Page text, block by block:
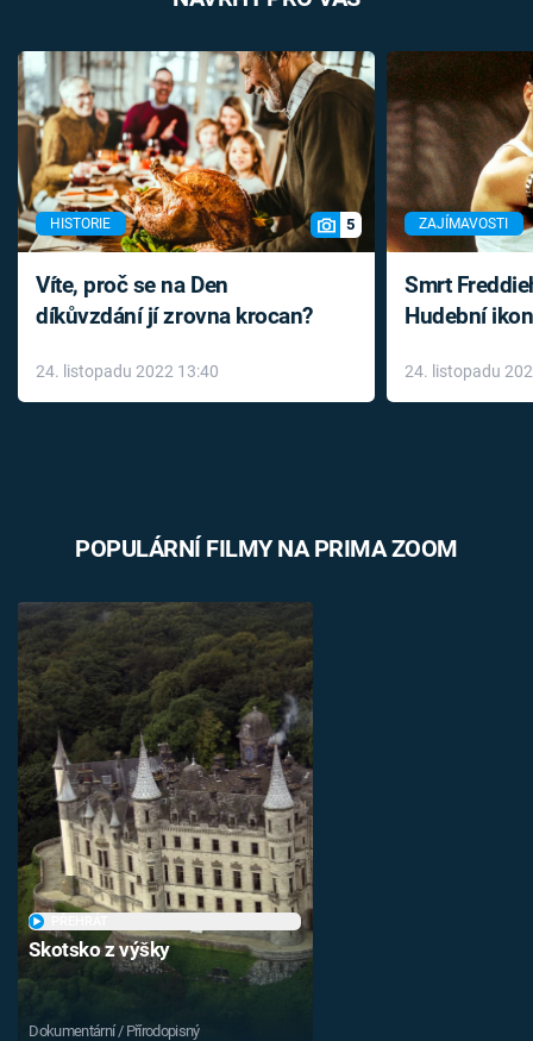
HISTORIE 5
Víte, proč se na Den
díkůvzdání jí zrovna krocan?
24. listopadu 2022 13:40
ZAJÍMAVOSTI
Smrt
Hudební
léky
24. listopadu
POPULÁRNÍ FILMY NA PRIMA ZOOM
Skotsko z výšky
Dokumentární / Přírodopisný